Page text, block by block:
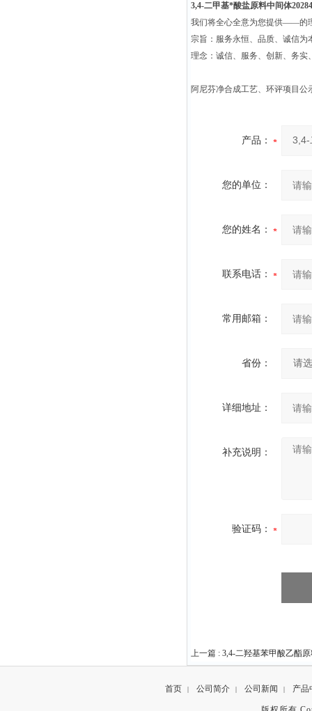
3,4-二甲基*酸盐原料中间体
我们将全心全意为您提供——的
宗旨：服务永恒、品质、诚信
理念：诚信、服务、创新、务实
阿尼芬净合成工艺、环评项目
产品：
您的单位：
您的姓名：
联系电话：
常用邮箱：
省份：
详细地址：
补充说明：
验证码：
上一篇 : 3,4-二羟基苯甲酸乙酯
首页 | 公司简介 | 公司新闻 | 产品